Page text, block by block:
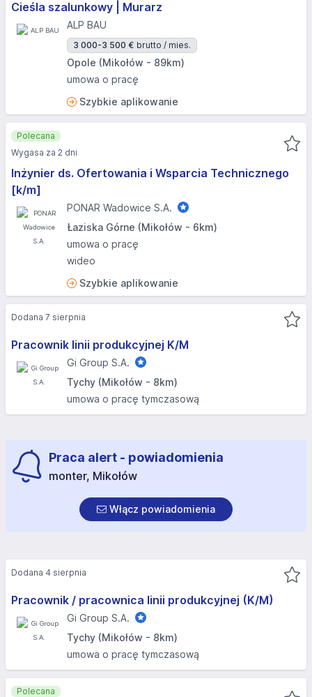
Cieśla szalunkowy | Murarz
ALP BAU
3 000-3 500 € brutto / mies.
Opole (Mikołów - 89km)
umowa o pracę
Szybkie aplikowanie
Inżynier ds. Ofertowania i Wsparcia Technicznego
[k/m]
PONAR Wadowice S.A.
Łaziska Górne (Mikołów - 6km)
umowa o pracę
wideo
Szybkie aplikowanie
Polecana
Wygasa za 2 dni
Pracownik linii produkcyjnej K/M
Gi Group S.A.
Tychy (Mikołów - 8km)
umowa o pracę tymczasową
Dodana 7 sierpnia
Praca alert - powiadomienia
monter, Mikołów
Włącz powiadomienia
Pracownik / pracownica linii produkcyjnej (K/M)
Gi Group S.A.
Tychy (Mikołów - 8km)
umowa o pracę tymczasową
Dodana 4 sierpnia
Polecana